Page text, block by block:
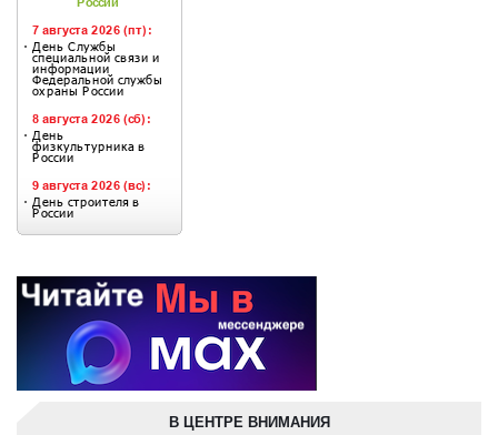
В ЦЕНТРЕ ВНИМАНИЯ